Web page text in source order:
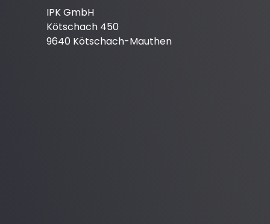
IPK GmbH
Kötschach 450
9640 Kötschach-Mauthen